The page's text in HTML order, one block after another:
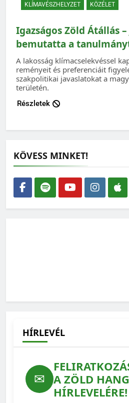
KLÍMAVÉSZHELYZET KÖZÉLET
Igazságos Zöld Átállás
bemutatta a
A lakosság klímacselekvéssel
reményeit és preferenciáit
szakpolitikai javaslatokat a
területén.
Részletek
KÖVESS MINKET!
HÍRLEVÉL
✉
A ZÖLD HANG
HÍRLEVELÉRE!